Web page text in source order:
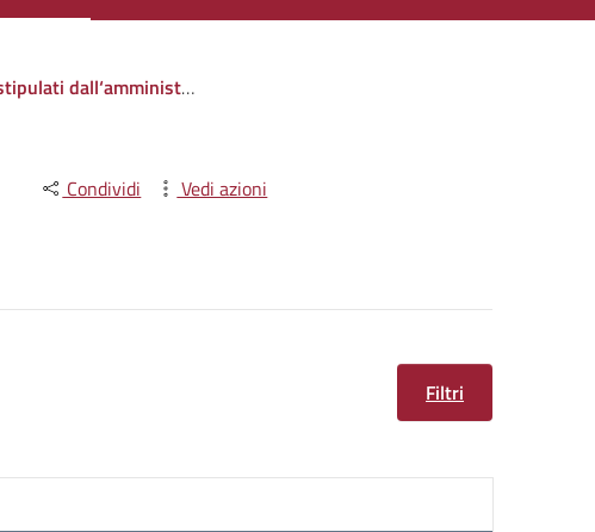
con soggetti privati o con altre amministrazioni pubbliche
Condividi Vedi azioni
Filtri